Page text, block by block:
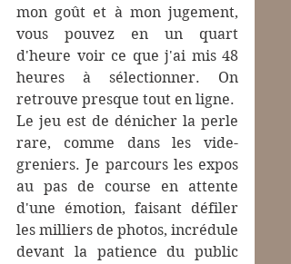
mon goût et à mon jugement,
vous pouvez en un quart
d'heure voir ce que j'ai mis 48
heures à sélectionner. On
retrouve presque tout en ligne.
Le jeu est de dénicher la perle
rare, comme dans les vide-
greniers. Je parcours les expos
au pas de course en attente
d'une émotion, faisant défiler
les milliers de photos, incrédule
devant la patience du public